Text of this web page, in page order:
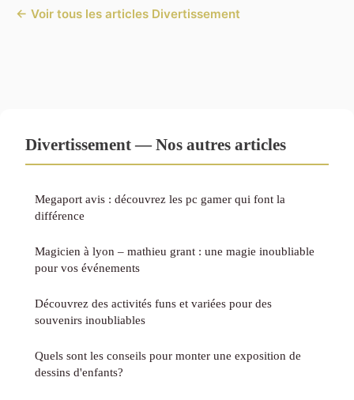
← Voir tous les articles Divertissement
Divertissement — Nos autres articles
Megaport avis : découvrez les pc gamer qui font la
différence
Magicien à lyon – mathieu grant : une magie inoubliable
pour vos événements
Découvrez des activités funs et variées pour des
souvenirs inoubliables
Quels sont les conseils pour monter une exposition de
dessins d'enfants?